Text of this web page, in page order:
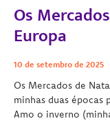
Os
Europa
10 de setembro de 2025
Os Mercados de
minhas duas épocas
Amo o inverno